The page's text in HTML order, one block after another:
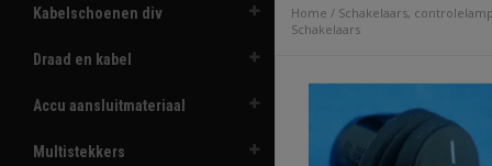
Kabelschoenen div
Draad en kabel
Accu aansluitmateriaal
Multistekkers
Home / Schakelaars,
Schakelaars